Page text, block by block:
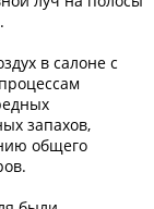
в салоне с
запахов,
общего